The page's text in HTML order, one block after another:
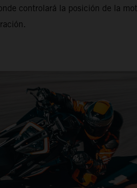
controlará la posición de la